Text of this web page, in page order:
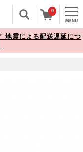
0
地震による配送遅延につ